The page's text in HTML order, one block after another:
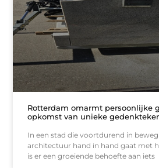
Rotterdam omarmt persoonlijke
opkomst van unieke
In een stad die voortdurend in
architectuur hand in hand gaat met
is er een groeiende behoefte aan iets